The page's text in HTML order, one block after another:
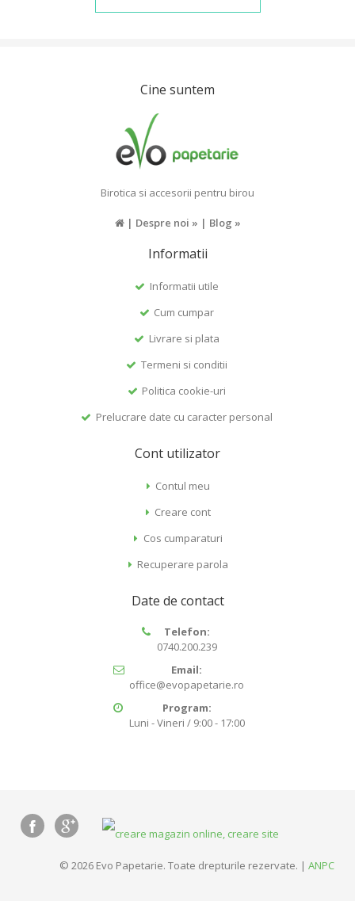
Cine suntem
Birotica si accesorii pentru birou
| Despre noi » | Blog »
Informatii
Informatii utile
Cum cumpar
Livrare si plata
Termeni si conditii
Politica cookie-uri
Prelucrare date cu caracter personal
Cont utilizator
Contul meu
Creare cont
Cos cumparaturi
Recuperare parola
Date de contact
Telefon:
0740.200.239
Email:
office@evopapetarie.ro
Program:
Luni - Vineri / 9:00 - 17:00
© 2026 Evo Papetarie. Toate drepturile rezervate. | ANPC